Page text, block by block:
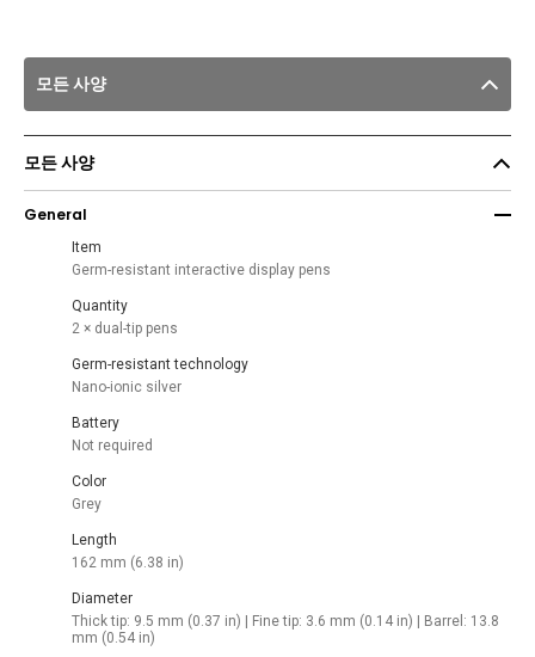
모든 사양
모든 사양
General
Item
Germ-resistant interactive display pens
Quantity
2 × dual-tip pens
Germ-resistant technology
Nano-ionic silver
Battery
Not required
Color
Grey
Length
162 mm (6.38 in)
Diameter
Thick tip: 9.5 mm (0.37 in) | Fine tip: 3.6 mm (0.14 in) | Barrel: 13.8
mm (0.54 in)